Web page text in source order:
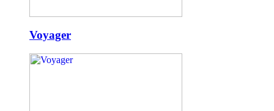
Voyager